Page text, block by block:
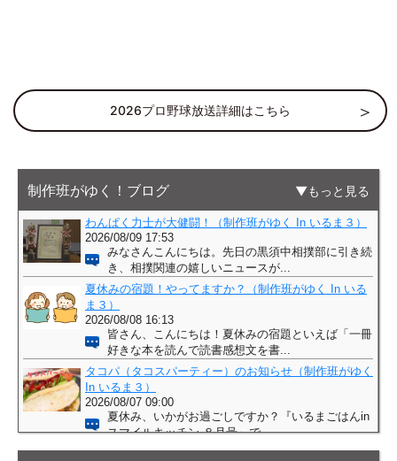
2026プロ野球放送詳細はこちら
制作班がゆく！ブログ もっと見る